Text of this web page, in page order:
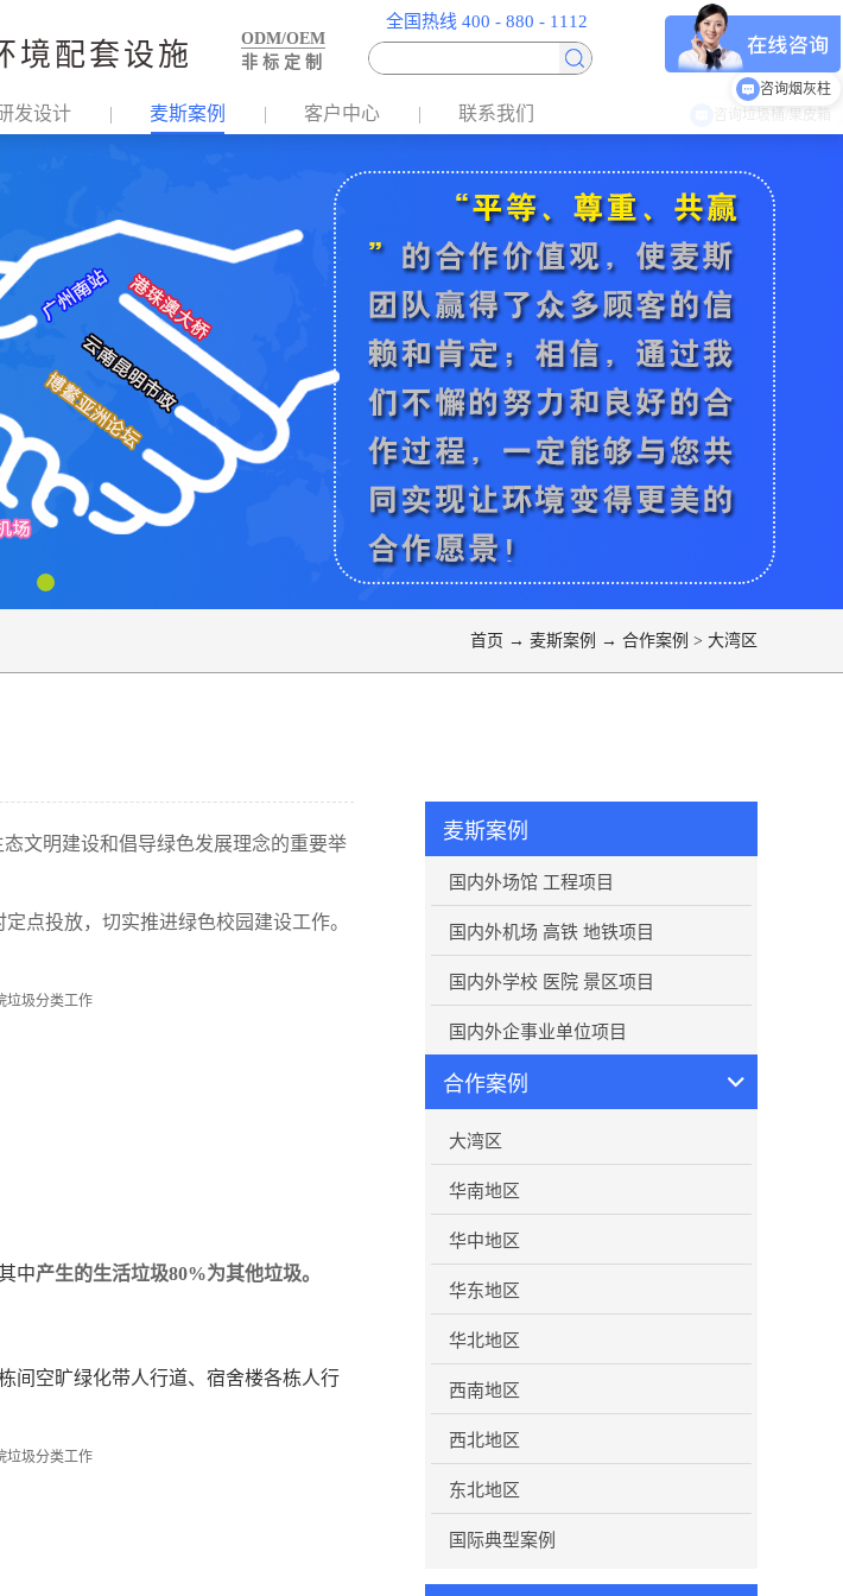
境配套设施
ODM/OEM
非 标 定 制
全国热线 400 - 880 - 1112
发设计 麦斯案例 客户中心 联系我们
首页 → 麦斯案例 → 合作案例 > 大湾区
麦斯案例
国内外场馆 工程项目
国内外机场 高铁 地铁项目
国内外学校 医院 景区项目
国内外企事业单位项目
合作案例
大湾区
华南地区
华中地区
华东地区
华北地区
西南地区
西北地区
东北地区
国际典型案例
文明建设和倡导绿色发展理念的重要举
点投放，切实推进绿色校园建设工作。
中产生的生活垃圾80%为其他垃圾。
间空旷绿化带人行道、宿舍楼各栋人行
咨询烟灰柱